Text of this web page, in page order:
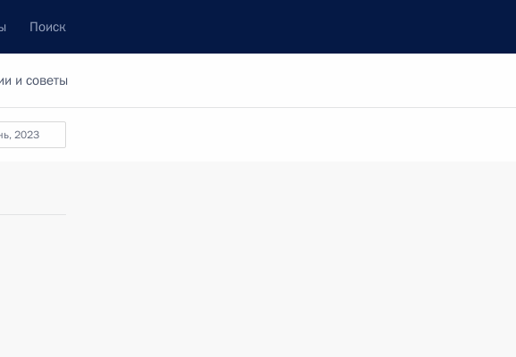
Поиск
и советы
2023